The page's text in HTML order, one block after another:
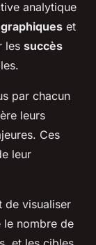
analytique
graphiques et
les succès
par chacun
leurs
Ces
leur
de visualiser
le nombre de